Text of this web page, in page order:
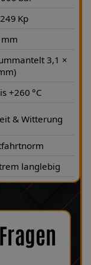
Kp
3,1 ×
+260 °C
& Witterung
langlebig